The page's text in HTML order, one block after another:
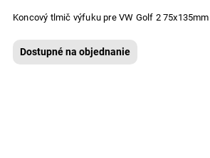
Koncový tlmič výfuku pre VW Golf 2 75x135mm
Dostupné na objednanie